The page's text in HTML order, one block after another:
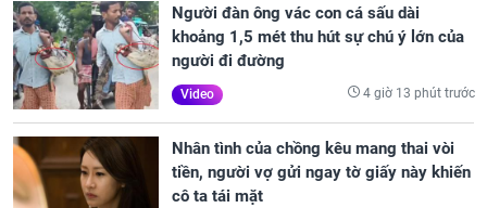
Người đàn ông vác con cá sấu dài
khoảng 1,5 mét thu hút sự chú ý lớn của
người đi đường
Video 4 giờ 13 phút trước
Nhân tình của chồng kêu mang thai vòi
tiền, người vợ gửi ngay tờ giấy này khiến
cô ta tái mặt